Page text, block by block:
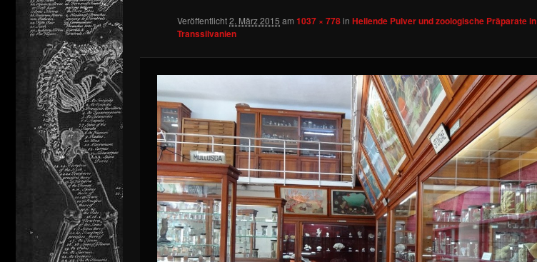
springen
Veröffentlicht2. März 2015 am 1037 × 778in Heilende Pulver und zoologische Präparate in
Transsilvanien